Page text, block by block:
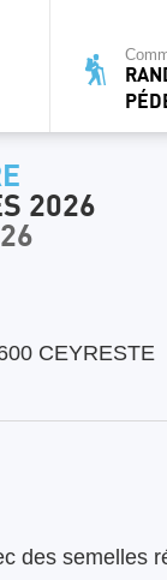
2026
CEYRESTE
des semelles